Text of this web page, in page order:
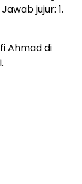
jujur: 1.
Ahmad di